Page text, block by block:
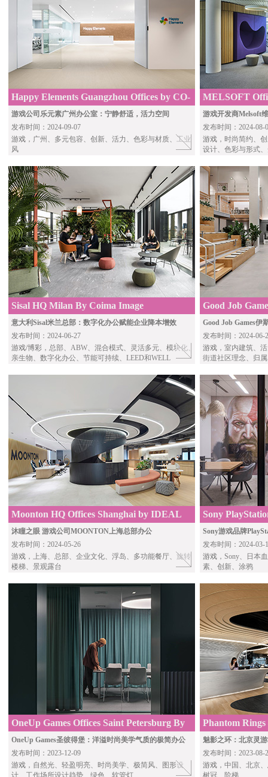
Happy Elements Guangzhou Offices by CO-
Design Studio
游戏公司乐元素广州办公室：宁静舒适，活力空间
发布时间：2024-09-07
游戏 ，广州、多元包容、创新、活力、色彩与材质、工业
风
MELSOFT
游戏开发商Melsoft
发布时间：2024-08-
游戏 ，时尚简约、
设计、色彩与形式
Sisal HQ Milan By Coima Image
意大利Sisal米兰总部：数字化办公赋能企业降本增效
发布时间：2024-06-27
游戏/博彩 ，总部、ABW、混合模式、灵活多元、模块化、
亲生物、数字化办公、节能可持续、LEED和WELL
Good Job
Ulku Architects
Good Job Games伊
发布时间：2024-06-
游戏 ，室内建筑、
街道社区理念、归
Moonton HQ Offices Shanghai by IDEAL
沐瞳之眼 游戏公司MOONTON上海总部办公
发布时间：2024-05-26
游戏 ，上海、总部、企业文化、浮岛、多功能餐厅、旋转
楼梯、景观露台
Sony
Design
Sony游戏品牌
发布时间：2024-03-
游戏 ，Sony、日本
素、创新、涂鸦
OneUp Games Offices Saint Petersburg By
STUDIO 11
OneUp Games圣彼得堡：洋溢时尚美学气质的极简办公
发布时间：2023-12-09
游戏 ，自然光、轻盈明亮、时尚美学、极简风、图形设
计、工作场所设计趋势、绿色、软管灯
Phantom
LYCS Works
魅影之环：北京灵
发布时间：2023-08-
游戏 ，中国、北京
树冠、阶梯